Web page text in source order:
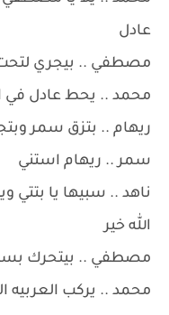
عادل
مصطفي .. بيجري
محمد .. يحط عادل في
ريهام .. بتزق سمر
سمر .. ريهام استني
ناهد .. سبيها يا بتتي
الله خير
مصطفي .. بيتحرك
محمد .. يركب العربيه